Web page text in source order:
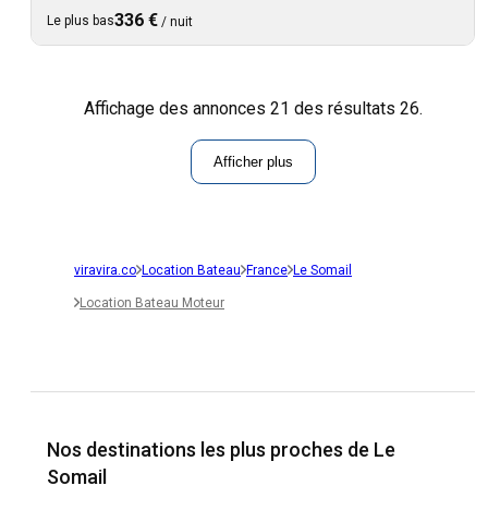
Le plus bas336 € / nuit
Affichage des annonces 21 des résultats 26.
Afficher plus
viravira.co Location Bateau France Le Somail
Location Bateau Moteur
Nos destinations les plus proches de Le
Somail